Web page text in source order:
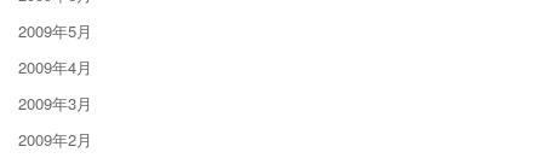
2009年5月
2009年4月
2009年3月
2009年2月